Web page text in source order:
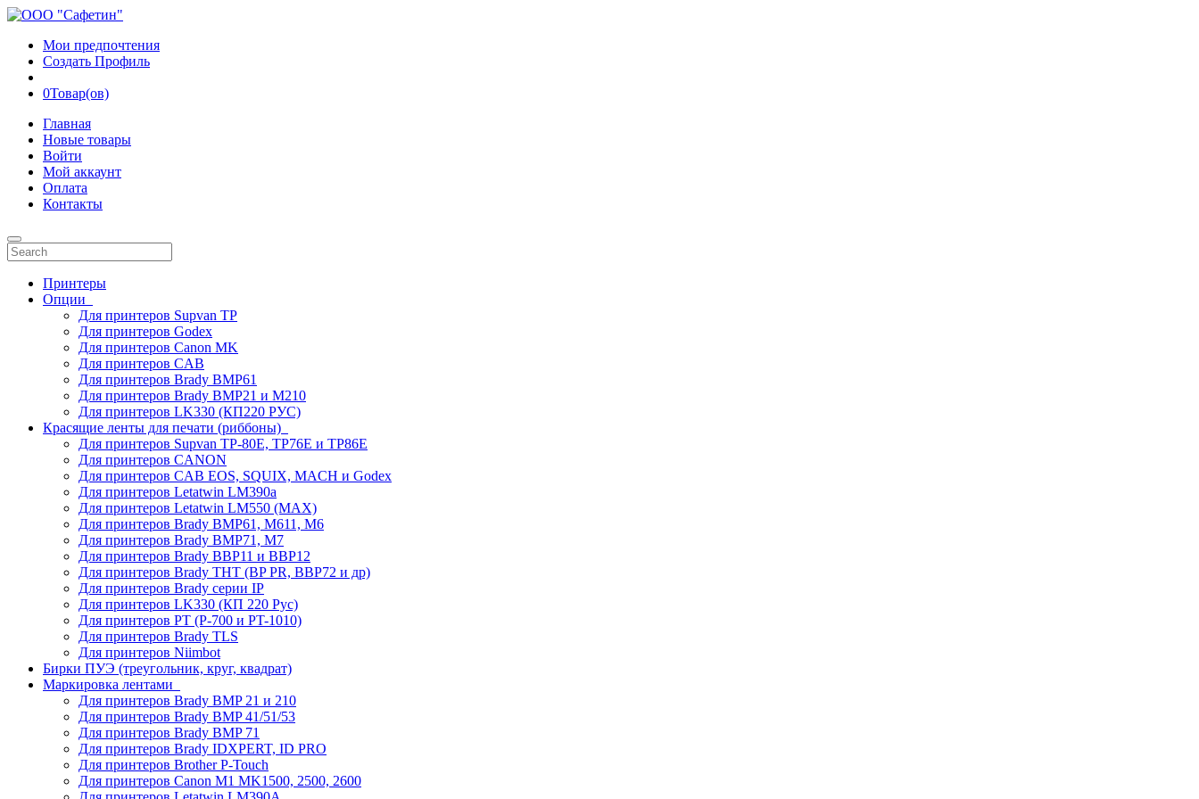
Мои предпочтения
Создать Профиль
0Товар(ов)
Главная
Новые товары
Войти
Мой аккаунт
Оплата
Контакты
Принтеры
Опции
Для принтеров Supvan TP
Для принтеров Godex
Для принтеров Canon MK
Для принтеров CAB
Для принтеров Brady BMP61
Для принтеров Brady BMP21 и M210
Для принтеров LK330 (КП220 РУС)
Красящие ленты для печати (риббоны)
Для принтеров Supvan TP-80E, TP76E и TP86E
Для принтеров CANON
Для принтеров CAB EOS, SQUIX, MACH и Godex
Для принтеров Letatwin LM390a
Для принтеров Letatwin LM550 (MAX)
Для принтеров Brady BMP61, M611, M6
Для принтеров Brady BMP71, M7
Для принтеров Brady BBP11 и BBP12
Для принтеров Brady THT (BP PR, BBP72 и др)
Для принтеров Brady серии IP
Для принтеров LK330 (КП 220 Рус)
Для принтеров PT (P-700 и PT-1010)
Для принтеров Brady TLS
Для принтеров Niimbot
Бирки ПУЭ (треугольник, круг, квадрат)
Маркировка лентами
Для принтеров Brady BMP 21 и 210
Для принтеров Brady BMP 41/51/53
Для принтеров Brady BMP 71
Для принтеров Brady IDXPERT, ID PRO
Для принтеров Brother P-Touch
Для принтеров Canon M1 MK1500, 2500, 2600